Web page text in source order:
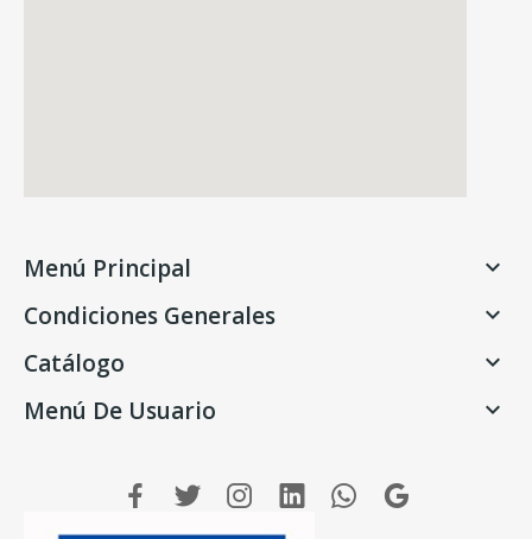
Menú Principal 
Condiciones Generales 
Catálogo 
Menú De Usuario 